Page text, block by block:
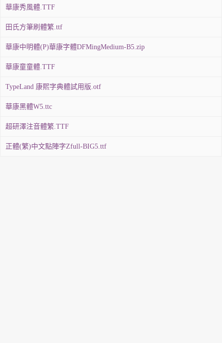
華康秀風體.TTF
田氏方筆刷體繁.ttf
華康中明體(P)華康字體DFMingMedium-B5.zip
華康童童體.TTF
TypeLand 康熙字典體試用版.otf
華康黑體W5.ttc
超研澤注音體繁.TTF
正體(繁)中文點陣字Zfull-BIG5.ttf